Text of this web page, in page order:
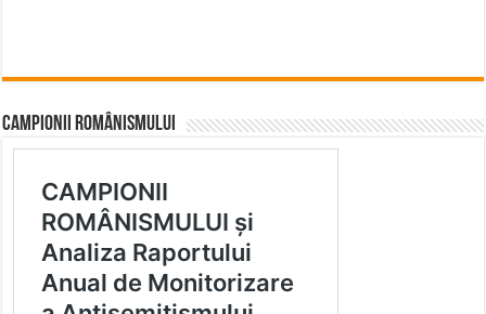
CAMPIONII ROMÂNISMULUI